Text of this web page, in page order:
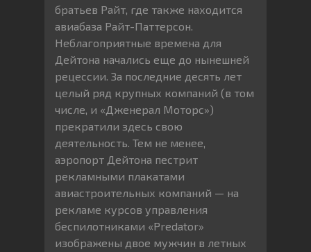
братьев Райт, где также находится
авиабаза Райт-Паттерсон.
Неблагоприятные времена для
Дейтона начались еще до нынешней
рецессии. За последние десять лет
целый ряд крупных компаний (в том
числе, и «Дженерал Моторс»)
прекратили здесь свою
деятельность. Тем не менее,
аэропорт Дейтона пестрит
рекламными плакатами
авиастроительных компаний — на
рекламе курсов управления
беспилотниками «Predator»
изображены двое мужчин в летных